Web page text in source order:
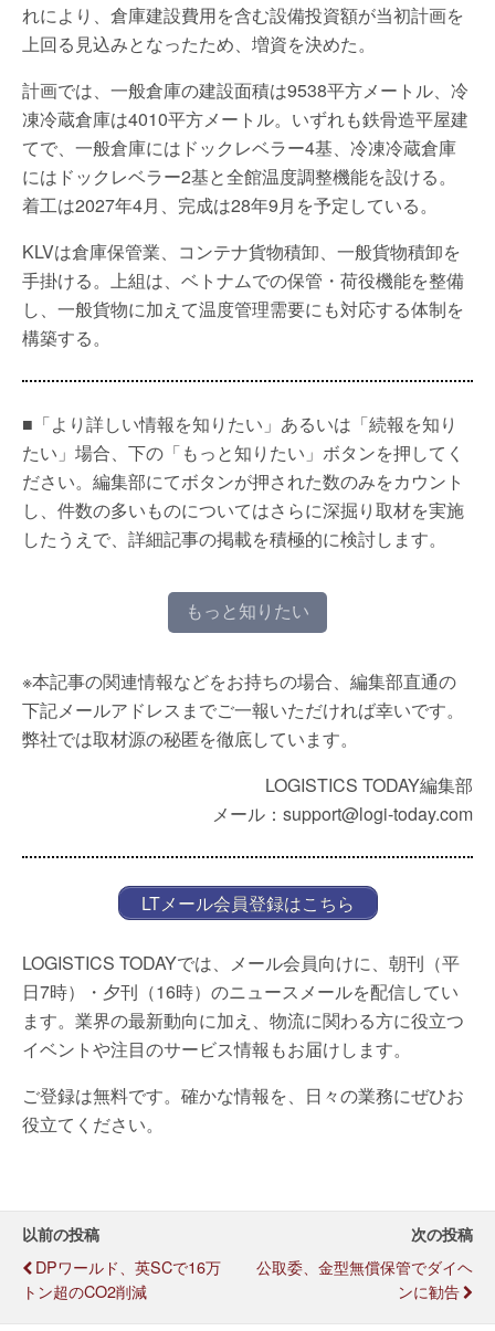
れにより、倉庫建設費用を含む設備投資額が当初計画を
上回る見込みとなったため、増資を決めた。
計画では、一般倉庫の建設面積は9538平方メートル、冷
凍冷蔵倉庫は4010平方メートル。いずれも鉄骨造平屋建
てで、一般倉庫にはドックレベラー4基、冷凍冷蔵倉庫
にはドックレベラー2基と全館温度調整機能を設ける。
着工は2027年4月、完成は28年9月を予定している。
KLVは倉庫保管業、コンテナ貨物積卸、一般貨物積卸を
手掛ける。上組は、ベトナムでの保管・荷役機能を整備
し、一般貨物に加えて温度管理需要にも対応する体制を
構築する。
■「より詳しい情報を知りたい」あるいは「続報を知り
たい」場合、下の「もっと知りたい」ボタンを押してく
ださい。編集部にてボタンが押された数のみをカウント
し、件数の多いものについてはさらに深掘り取材を実施
したうえで、詳細記事の掲載を積極的に検討します。
もっと知りたい
※本記事の関連情報などをお持ちの場合、編集部直通の
下記メールアドレスまでご一報いただければ幸いです。
弊社では取材源の秘匿を徹底しています。
LOGISTICS TODAY編集部
メール：support@logi-today.com
LTメール会員登録はこちら
LOGISTICS TODAYでは、メール会員向けに、朝刊（平
日7時）・夕刊（16時）のニュースメールを配信してい
ます。業界の最新動向に加え、物流に関わる方に役立つ
イベントや注目のサービス情報もお届けします。
ご登録は無料です。確かな情報を、日々の業務にぜひお
役立てください。
以前の投稿
DPワールド、英SCで16万
トン超のCO2削減
次の投稿
公取委、金型無償保管でダイヘ
ンに勧告